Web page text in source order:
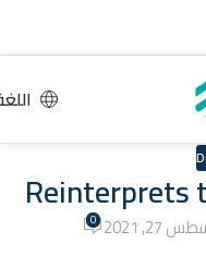
Reinterprets
0